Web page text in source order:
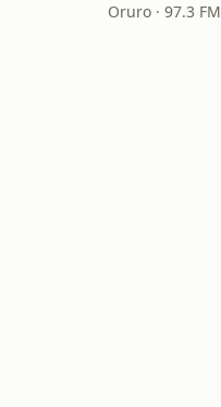
Oruro · 97.3 FM